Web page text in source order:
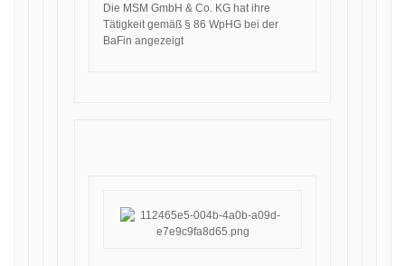
Die MSM GmbH & Co. KG hat ihre
Tätigkeit gemäß § 86 WpHG bei der
BaFin angezeigt